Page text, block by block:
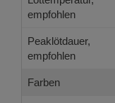
empfohlen
Peaklötdauer,
empfohlen
Farben